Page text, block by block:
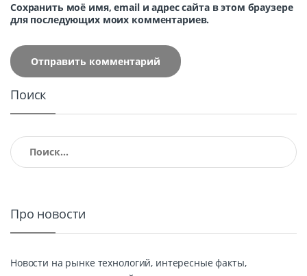
Сохранить моё имя, email и адрес сайта в этом браузере
для последующих моих комментариев.
Поиск
Найти:
Про новости
Новости на рынке технологий, интересные факты,